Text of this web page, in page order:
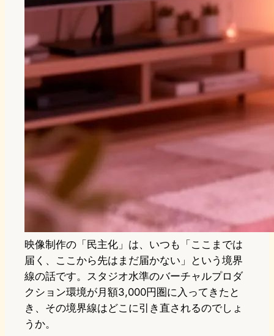
映像制作の「民主化」は、いつも「ここまでは
届く、ここから先はまだ届かない」という境界
線の話です。スタジオ水準のバーチャルプロダ
クション環境が月額3,000円圏に入ってきたと
き、その境界線はどこに引き直されるのでしょ
うか。